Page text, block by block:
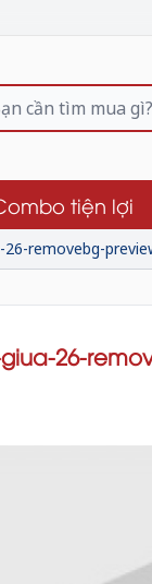
tiện lợi
26-removebg-
giua-26-